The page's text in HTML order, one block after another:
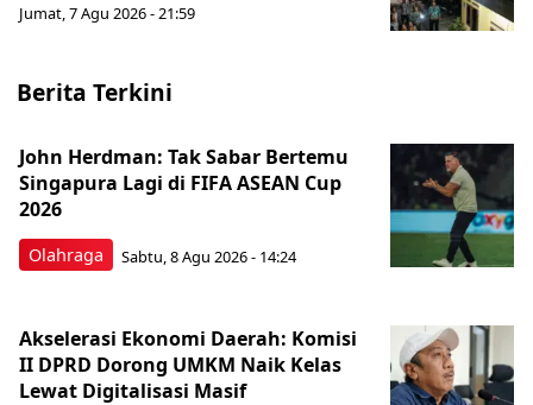
Jumat, 7 Agu 2026 - 21:59
Berita Terkini
Olahraga
John Herdman: Tak Sabar Bertemu
Singapura Lagi di FIFA ASEAN Cup
2026
Sabtu, 8 Agu 2026 - 14:24
Akselerasi Ekonomi Daerah: Komisi
II DPRD Dorong UMKM Naik Kelas
Lewat Digitalisasi Masif